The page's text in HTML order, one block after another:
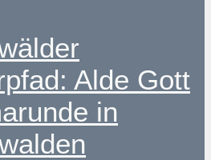
Alde Gott
in